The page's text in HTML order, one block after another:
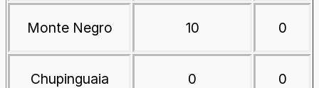
Monte Negro 10 0
Chupinguaia 0 0